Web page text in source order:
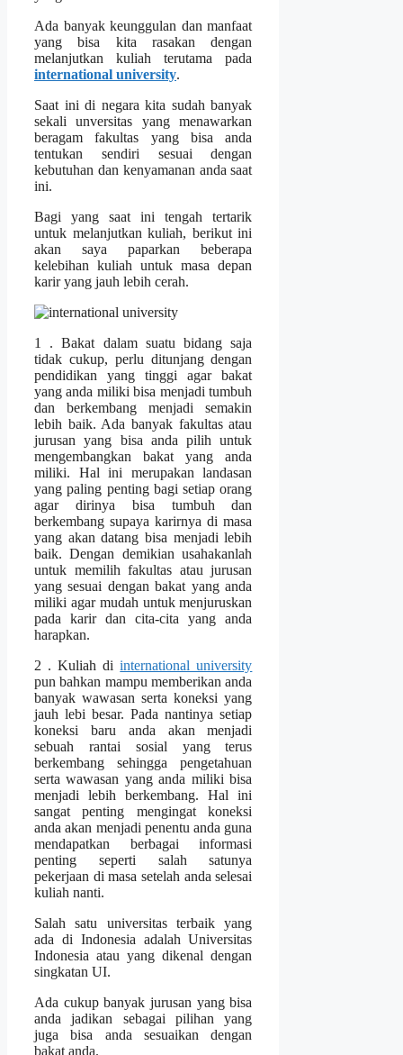
Ada banyak keunggulan dan manfaat
yang bisa kita rasakan dengan
melanjutkan kuliah terutama pada
international university.
Saat ini di negara kita sudah banyak
sekali unversitas yang menawarkan
beragam fakultas yang bisa anda
tentukan sendiri sesuai dengan
kebutuhan dan kenyamanan anda saat
ini.
Bagi yang saat ini tengah tertarik
untuk melanjutkan kuliah, berikut ini
akan saya paparkan beberapa
kelebihan kuliah untuk masa depan
karir yang jauh lebih cerah.
1 . Bakat dalam suatu bidang saja
tidak cukup, perlu ditunjang dengan
pendidikan yang tinggi agar bakat
yang anda miliki bisa menjadi tumbuh
dan berkembang menjadi semakin
lebih baik. Ada banyak fakultas atau
jurusan yang bisa anda pilih untuk
mengembangkan bakat yang anda
miliki. Hal ini merupakan landasan
yang paling penting bagi setiap orang
agar dirinya bisa tumbuh dan
berkembang supaya karirnya di masa
yang akan datang bisa menjadi lebih
baik. Dengan demikian usahakanlah
untuk memilih fakultas atau jurusan
yang sesuai dengan bakat yang anda
miliki agar mudah untuk menjuruskan
pada karir dan cita-cita yang anda
harapkan.
2 . Kuliah diinternational university
pun bahkan mampu memberikan anda
banyak wawasan serta koneksi yang
jauh lebi besar. Pada nantinya setiap
koneksi baru anda akan menjadi
sebuah rantai sosial yang terus
berkembang sehingga pengetahuan
serta wawasan yang anda miliki bisa
menjadi lebih berkembang. Hal ini
sangat penting mengingat koneksi
anda akan menjadi penentu anda guna
mendapatkan berbagai informasi
penting seperti salah satunya
pekerjaan di masa setelah anda selesai
kuliah nanti.
Salah satu universitas terbaik yang
ada di Indonesia adalah Universitas
Indonesia atau yang dikenal dengan
singkatan UI.
Ada cukup banyak jurusan yang bisa
anda jadikan sebagai pilihan yang
juga bisa anda sesuaikan dengan
bakat anda.